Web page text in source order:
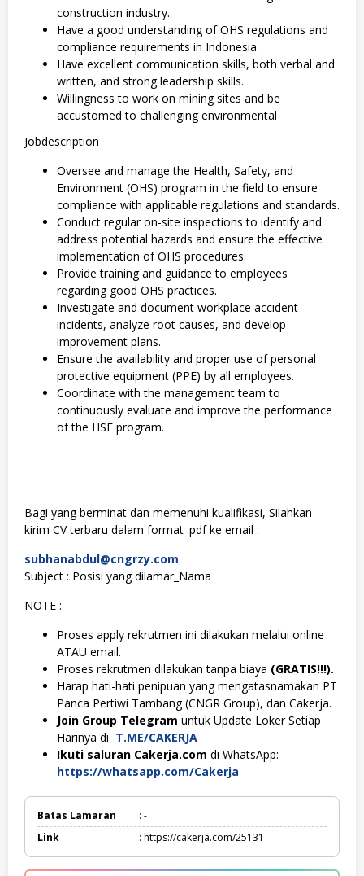
construction industry.
Have a good understanding of OHS regulations and
compliance requirements in Indonesia.
Have excellent communication skills, both verbal and
written, and strong leadership skills.
Willingness to work on mining sites and be
accustomed to challenging environmental
Jobdescription
Oversee and manage the Health, Safety, and
Environment (OHS) program in the field to ensure
compliance with applicable regulations and standards.
Conduct regular on-site inspections to identify and
address potential hazards and ensure the effective
implementation of OHS procedures.
Provide training and guidance to employees
regarding good OHS practices.
Investigate and document workplace accident
incidents, analyze root causes, and develop
improvement plans.
Ensure the availability and proper use of personal
protective equipment (PPE) by all employees.
Coordinate with the management team to
continuously evaluate and improve the performance
of the HSE program.
Bagi yang berminat dan memenuhi kualifikasi, Silahkan
kirim CV terbaru dalam format .pdf ke email :
subhanabdul@cngrzy.com
Subject : Posisi yang dilamar_Nama
NOTE :
Proses apply rekrutmen ini dilakukan melalui online
ATAU email.
Proses rekrutmen dilakukan tanpa biaya (GRATIS!!!).
Harap hati-hati penipuan yang mengatasnamakan PT
Panca Pertiwi Tambang (CNGR Group), dan Cakerja.
Join Group Telegram untuk Update Loker Setiap
Harinya di T.ME/CAKERJA
Ikuti saluran Cakerja.com di WhatsApp:
https://whatsapp.com/Cakerja
Batas Lamaran
: -
Link
: https://cakerja.com/25131